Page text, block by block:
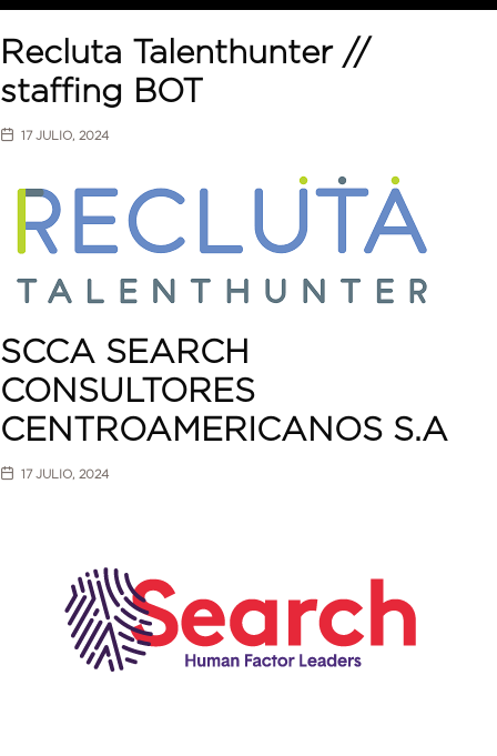
Recluta Talenthunter //
staffing BOT
17 JULIO, 2024
SCCA SEARCH
CONSULTORES
CENTROAMERICANOS S.A
17 JULIO, 2024